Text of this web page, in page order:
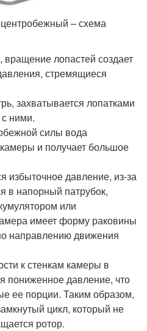
– схема
вращение лопастей создает
стремящиеся
захватывается лопатками
с ними.
силы вода
и получает большое
избыточное давление, из-за
в напорный патрубок,
или
имеет форму раковины
направлению движения
к стенкам камеры в
пониженное давление, что
ее порции. Таким образом,
цикл, который не
ротор.